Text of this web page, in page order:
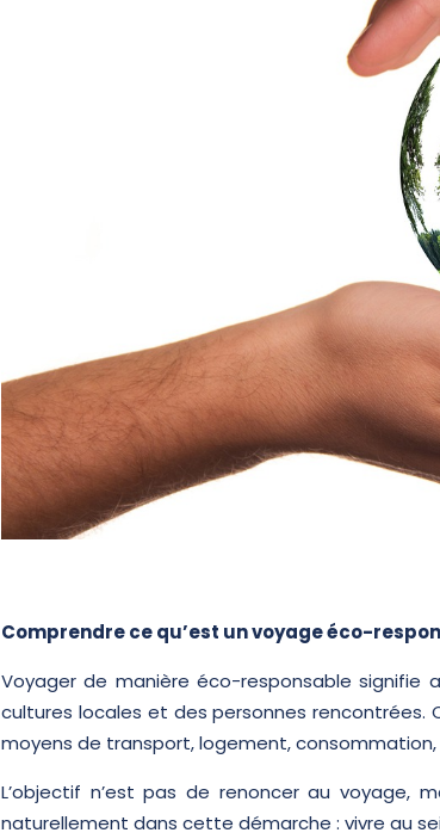
Comprendre ce qu’est un voyage éco-
Voyager de manière éco-responsable signifie
cultures locales et des personnes rencontrées.
moyens de transport, logement,
L’objectif n’est pas de renoncer au voyage,
naturellement dans cette démarche : vivre au